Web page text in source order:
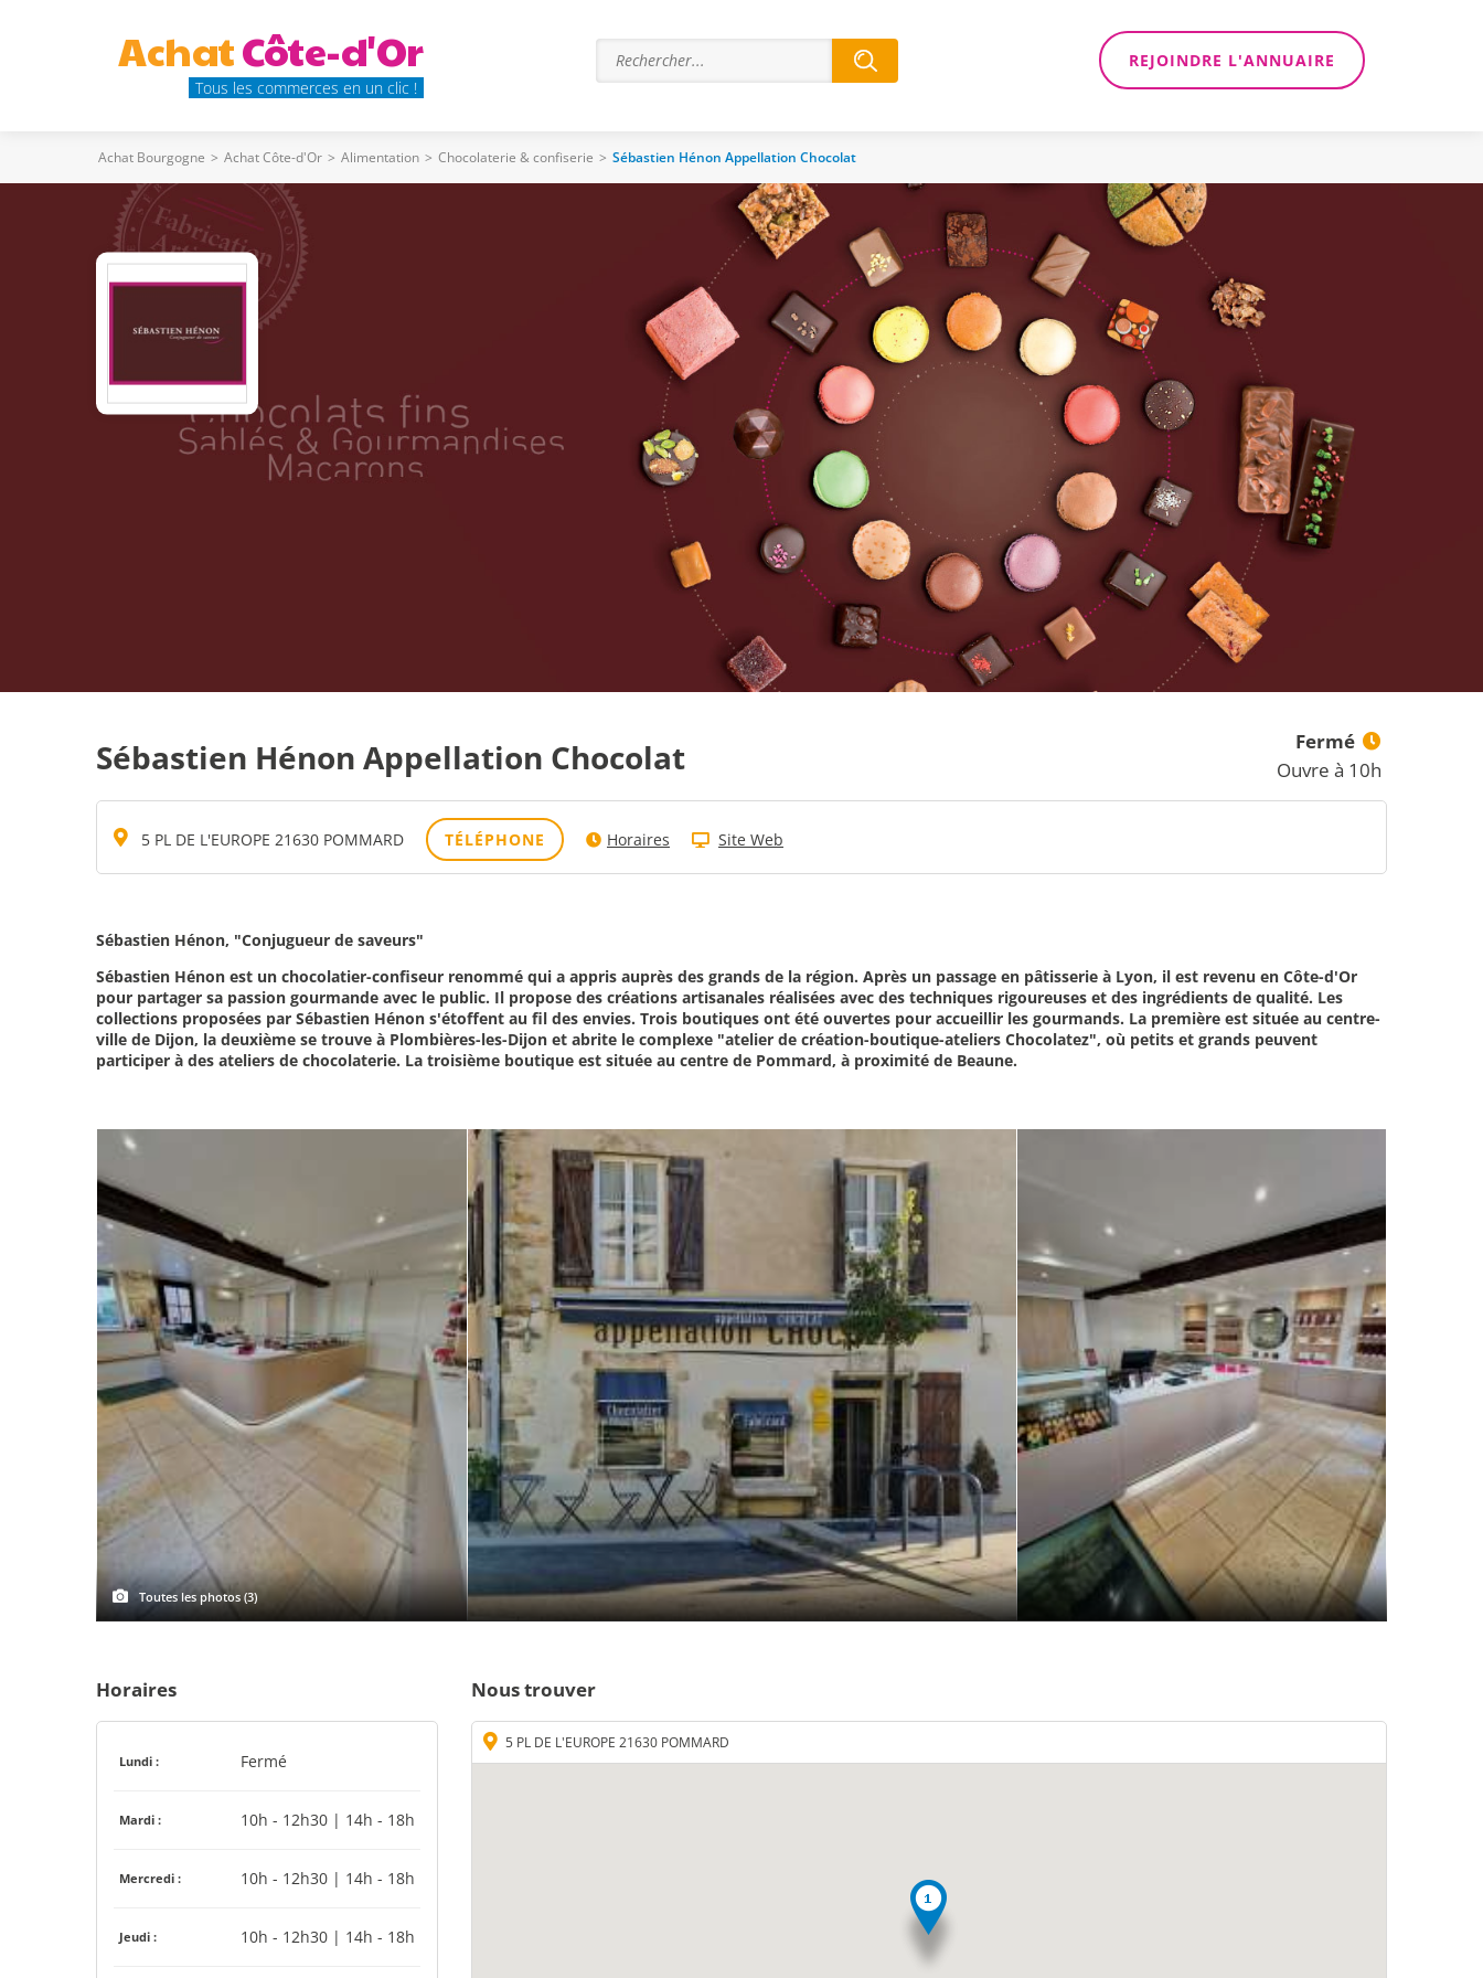
AchatCôte-d'Or
Tous les commerces en un clic !
REJOINDRE L'ANNUAIRE
Achat Bourgogne > Achat Côte-d'Or > Alimentation > Chocolaterie & confiserie > Sébastien Hénon Appellation Chocolat
Sébastien Hénon Appellation Chocolat
Fermé
Ouvre à 10h
5 PL DE L'EUROPE 21630 POMMARD TÉLÉPHONE Horaires Site Web
Sébastien Hénon, "Conjugueur de saveurs"
Sébastien Hénon est un chocolatier-confiseur renommé qui a appris auprès des grands de la région. Après un passage en pâtisserie à Lyon, il est revenu en Côte-d'Or
pour partager sa passion gourmande avec le public. Il propose des créations artisanales réalisées avec des techniques rigoureuses et des ingrédients de qualité. Les
collections proposées par Sébastien Hénon s'étoffent au fil des envies. Trois boutiques ont été ouvertes pour accueillir les gourmands. La première est située au centre-
ville de Dijon, la deuxième se trouve à Plombières-les-Dijon et abrite le complexe "atelier de création-boutique-ateliers Chocolatez", où petits et grands peuvent
participer à des ateliers de chocolaterie. La troisième boutique est située au centre de Pommard, à proximité de Beaune.
Toutes les photos (3)
Horaires
Lundi : Fermé
Mardi : 10h - 12h30 | 14h - 18h
Mercredi : 10h - 12h30 | 14h - 18h
Jeudi : 10h - 12h30 | 14h - 18h
Nous trouver
5 PL DE L'EUROPE 21630 POMMARD